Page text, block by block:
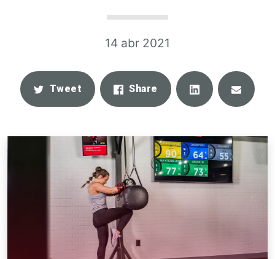
14 abr 2021
Tweet Share Share Email